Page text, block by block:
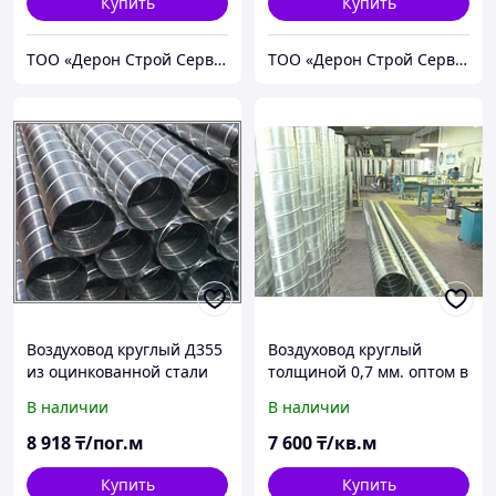
ТОО «Дерон Строй Сервис» г. Астана ТОО «Дерон Строй Сервис» г. Астана
Воздуховод круглый Д355
из оцинкованной стали
В наличии
8 918₸/пог.м
Купить
Воздуховод круглый
толщиной 0,7 мм. оптом в
В наличии
7 600₸/кв.м
Купить